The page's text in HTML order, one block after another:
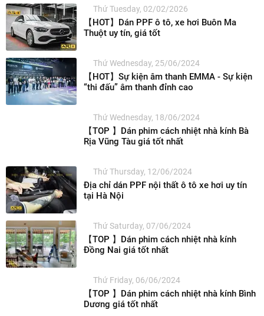
Thứ Tuesday, 02/02/2026
【HOT】Dán PPF ô tô, xe hơi Buôn Ma
Thuột uy tín, giá tốt
Thứ Wednesday, 25/06/2024
【HOT】Sự kiện âm thanh EMMA - Sự kiện
“thi đấu” âm thanh đỉnh cao
Thứ Wednesday, 18/06/2024
【TOP 】Dán phim cách nhiệt nhà kính Bà
Rịa Vũng Tàu giá tốt nhất
Thứ Thursday, 12/06/2024
Địa chỉ dán PPF nội thất ô tô xe hơi uy tín
tại Hà Nội
Thứ Saturday, 07/06/2024
【TOP 】Dán phim cách nhiệt nhà kính
Đồng Nai giá tốt nhất
Thứ Friday, 06/06/2024
【TOP 】Dán phim cách nhiệt nhà kính Bình
Dương giá tốt nhất